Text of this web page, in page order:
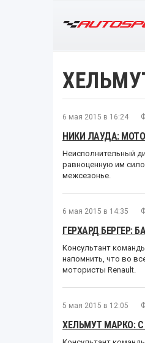
6 мая 2015 в 16:24
НИКИ ЛАУДА:
Неисполнительный
равноценную им
межсезонье.
6 мая 2015 в 14:35
ГЕРХАРД БЕРГЕР:
Консультант
напомнить, что во
мотористы Renault.
5 мая 2015 в 12:05
ХЕЛЬМУТ МАРКО: